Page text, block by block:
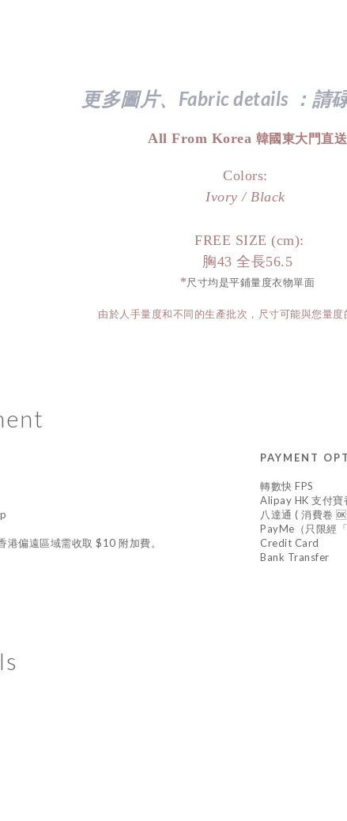
更多圖片、Fabric details ：請
All From Korea 韓國東大門直送
Colors:
Ivory / Black
FREE SIZE (cm):
胸43 全長56.5
*尺寸均是平鋪量度衣物單面
由於人手量度和不同的生產批次，尺寸可能與您量度
偏遠區域需收取 $10 附加費。
PAYMENT
轉數快 FPS
Alipay HK 支付寶
八達通 ( 消費卷 🆗
PayMe（只限經
Credit Card
Bank Transfer